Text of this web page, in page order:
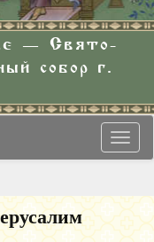
— Свято-
собор г.